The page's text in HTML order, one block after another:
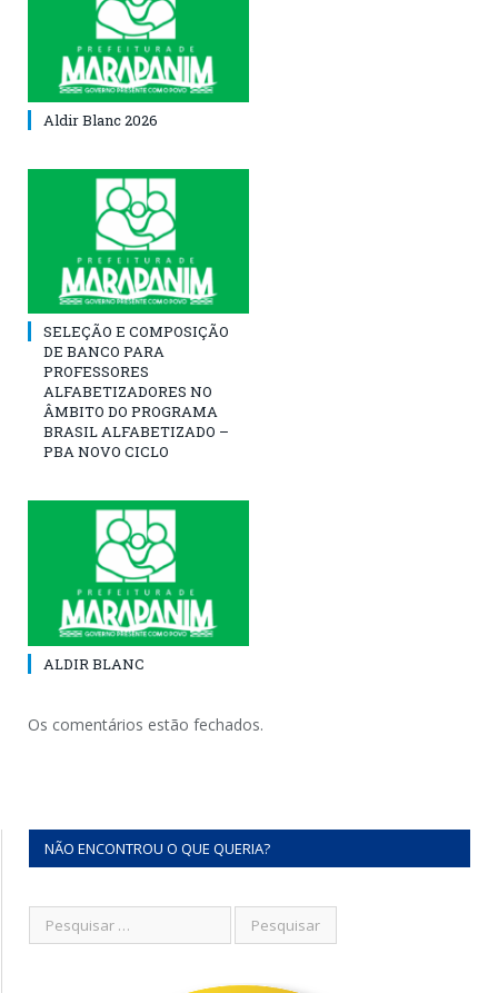
Aldir Blanc 2026
SELEÇÃO E COMPOSIÇÃO
DE BANCO PARA
PROFESSORES
ALFABETIZADORES NO
ÂMBITO DO PROGRAMA
BRASIL ALFABETIZADO –
PBA NOVO CICLO
ALDIR BLANC
Os comentários estão fechados.
NÃO ENCONTROU O QUE QUERIA?